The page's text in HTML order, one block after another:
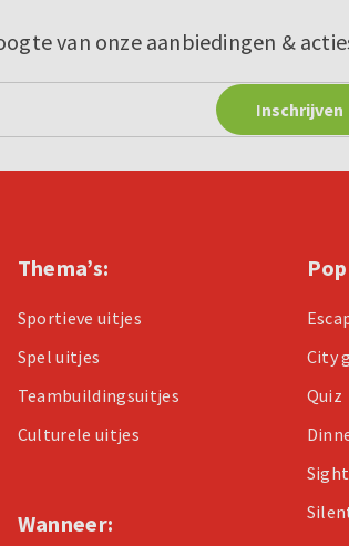
van onze aanbiedingen &
Thema’s:
Sportieve uitjes
Spel uitjes
Teambuildingsuitjes
Culturele uitjes
Wanneer:
City
Quiz